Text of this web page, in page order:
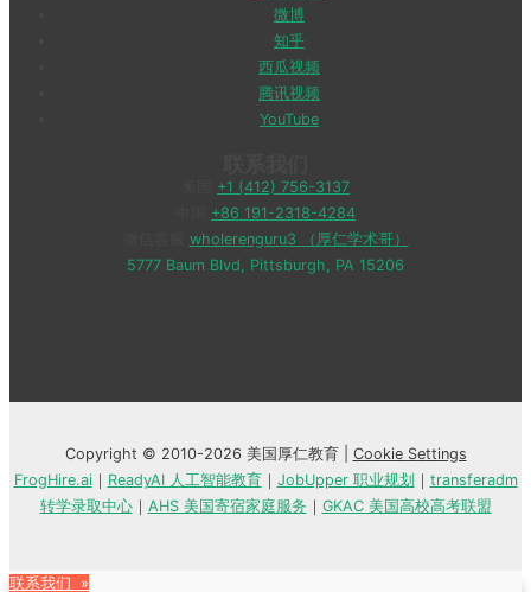
微博
知乎
西瓜视频
腾讯视频
YouTube
+1 (412) 756-3137
+86 191-2318-4284
wholerenguru3 （厚仁学术哥）
5777 Baum Blvd, Pittsburgh, PA 15206
Copyright © 2010-2026 美国厚仁教育 | Cookie Settings
FrogHire.ai｜ ReadyAI 人工智能教育｜ JobUpper 职业规划 ｜ transferadm
转学录取中心｜ AHS 美国寄宿家庭服务 ｜ GKAC 美国高校高考联盟
联系我们 »